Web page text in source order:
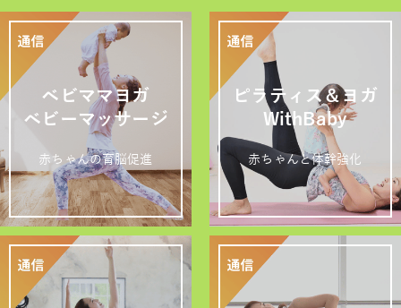
ベビママヨガ
ベビーマッサージ
赤ちゃんの育脳促進
ピラティス＆ヨガ
WithBaby
赤ちゃんと体幹強化